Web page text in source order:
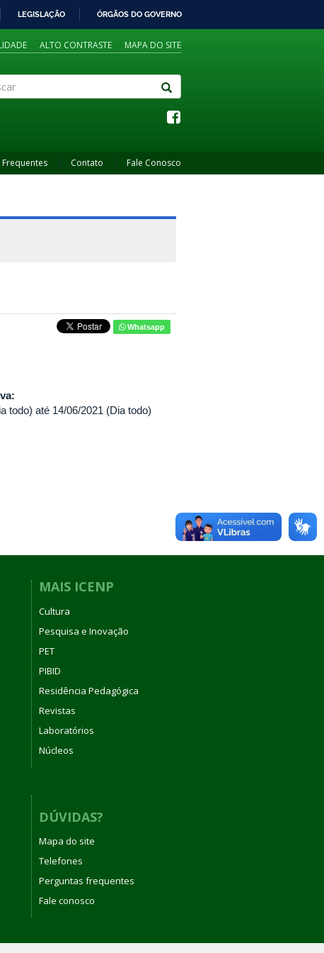
LEGISLAÇÃO ÓRGÃOS DO GOVERNO
ALTO CONTRASTE MAPA DO SITE
Frequentes Contato Fale Conosco
Whatsapp
todo) até 14/06/2021 (Dia todo)
MAIS ICENP
Cultura
Pesquisa e Inovação
PET
PIBID
Residência Pedagógica
Revistas
Laboratórios
Núcleos
DÚVIDAS?
Mapa do site
Telefones
Perguntas frequentes
Fale conosco